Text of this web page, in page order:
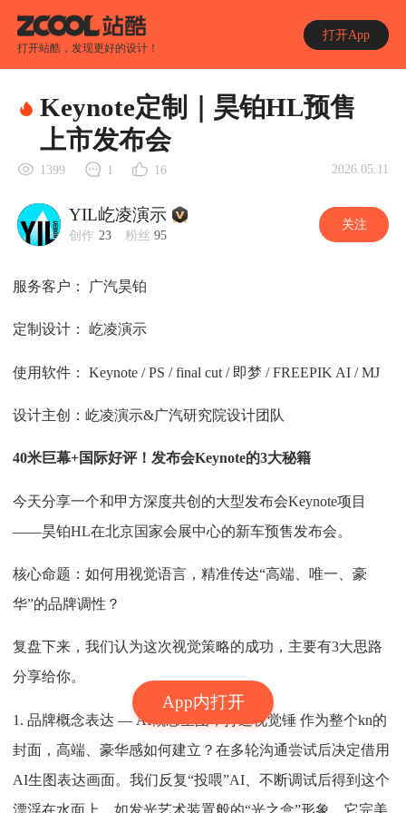
打开站酷，发现更好的设计！
打开App
App内打开
Keynote定制｜昊铂HL预售
上市发布会
1399 1 16 2026.05.11
YIL屹凌演示
创作 23 粉丝 95
关注
服务客户： 广汽昊铂
定制设计： 屹凌演示
使用软件： Keynote / PS / final cut / 即梦 / FREEPIK AI / MJ
设计主创：屹凌演示&广汽研究院设计团队
40米巨幕+国际好评！发布会Keynote的3大秘籍
今天分享一个和甲方深度共创的大型发布会Keynote项目
——昊铂HL在北京国家会展中心的新车预售发布会。
核心命题：如何用视觉语言，精准传达“高端、唯一、豪
华”的品牌调性？
复盘下来，我们认为这次视觉策略的成功，主要有3大思路
分享给你。
1. 品牌概念表达 — AI概念生图，打造视觉锤 作为整个kn的
封面，高端、豪华感如何建立？在多轮沟通尝试后决定借用
AI生图表达画面。我们反复“投喂”AI、不断调试后得到这个
漂浮在水面上，如发光艺术装置般的“光之盒”形象，它完美